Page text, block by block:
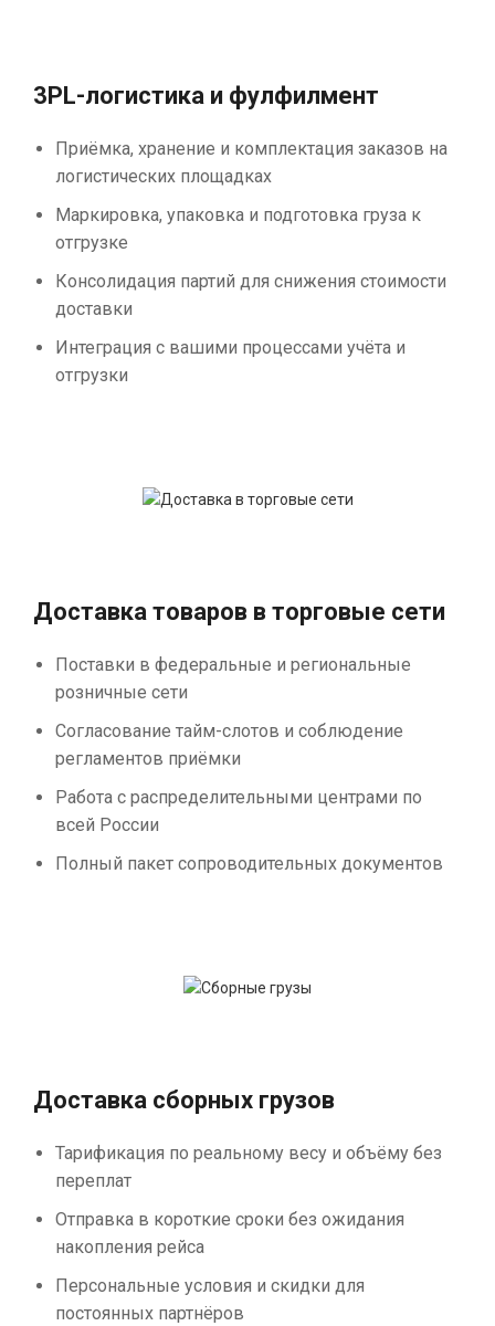
3PL-логистика и фулфилмент
Приёмка, хранение и комплектация заказов на
логистических площадках
Маркировка, упаковка и подготовка груза к
отгрузке
Консолидация партий для снижения стоимости
доставки
Интеграция с вашими процессами учёта и
отгрузки
Доставка товаров в торговые сети
Поставки в федеральные и региональные
розничные сети
Согласование тайм-слотов и соблюдение
регламентов приёмки
Работа с распределительными центрами по
всей России
Полный пакет сопроводительных документов
Доставка сборных грузов
Тарификация по реальному весу и объёму без
переплат
Отправка в короткие сроки без ожидания
накопления рейса
Персональные условия и скидки для
постоянных партнёров